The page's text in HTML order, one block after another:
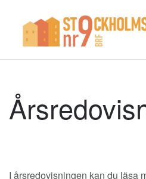
I årsredovisningen kan du läsa